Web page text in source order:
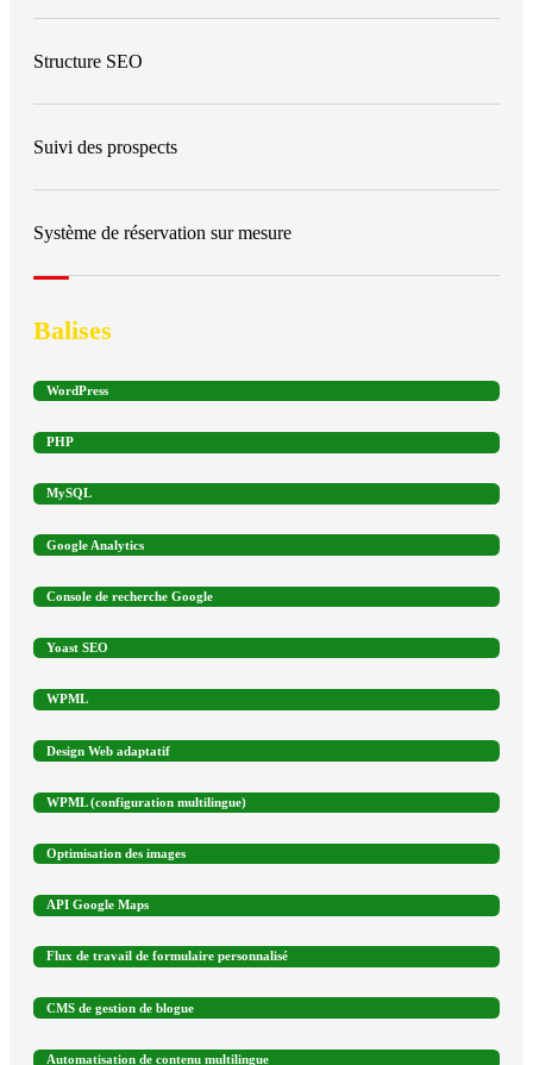
Structure SEO
Suivi des prospects
Système de réservation sur mesure
Balises
WordPress
PHP
MySQL
Google Analytics
Console de recherche Google
Yoast SEO
WPML
Design Web adaptatif
WPML (configuration multilingue)
Optimisation des images
API Google Maps
Flux de travail de formulaire personnalisé
CMS de gestion de blogue
Automatisation de contenu multilingue